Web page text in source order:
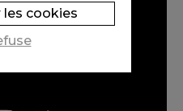
les cookies